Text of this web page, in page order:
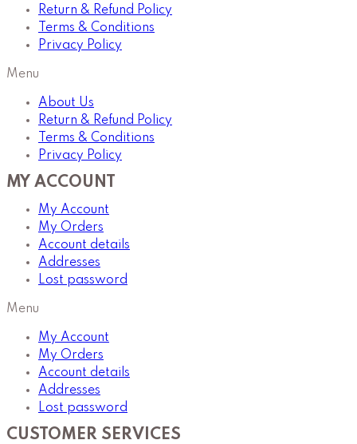
Return & Refund Policy
Terms & Conditions
Privacy Policy
Menu
About Us
Return & Refund Policy
Terms & Conditions
Privacy Policy
MY ACCOUNT
My Account
My Orders
Account details
Addresses
Lost password
Menu
My Account
My Orders
Account details
Addresses
Lost password
CUSTOMER SERVICES